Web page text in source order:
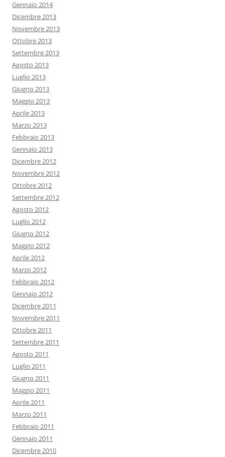
Gennaio 2014
Dicembre 2013
Novembre 2013
Ottobre 2013
Settembre 2013
Agosto 2013
Luglio 2013
Giugno 2013
Maggio 2013
Aprile 2013
Marzo 2013
Febbraio 2013
Gennaio 2013
Dicembre 2012
Novembre 2012
Ottobre 2012
Settembre 2012
Agosto 2012
Luglio 2012
Giugno 2012
Maggio 2012
Aprile 2012
Marzo 2012
Febbraio 2012
Gennaio 2012
Dicembre 2011
Novembre 2011
Ottobre 2011
Settembre 2011
Agosto 2011
Luglio 2011
Giugno 2011
Maggio 2011
Aprile 2011
Marzo 2011
Febbraio 2011
Gennaio 2011
Dicembre 2010